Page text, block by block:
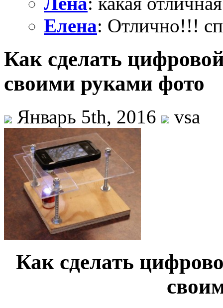
Елена: Отлично!!!
Как сделать
своими руками фото
Январь 5th, 2016 vsa
Как сделать